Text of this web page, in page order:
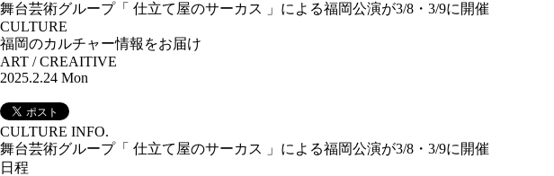
舞台芸術グループ「 仕立て屋のサーカス 」による福岡公演が3/8・3/9に開催
CULTURE
福岡のカルチャー情報をお届け
ART / CREAITIVE
2025.2.24 Mon
CULTURE INFO.
舞台芸術グループ「 仕立て屋のサーカス 」による福岡公演が3/8・3/9に開催
日程